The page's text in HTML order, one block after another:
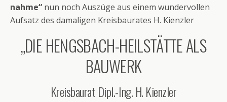
nahme“ nun noch Auszüge aus einem wundervollen
Aufsatz des damaligen Kreisbaurates H. Kienzler
„DIE HENGSBACH-HEILSTÄTTE ALS
BAUWERK
Kreisbaurat Dipl.-Ing. H. Kienzler